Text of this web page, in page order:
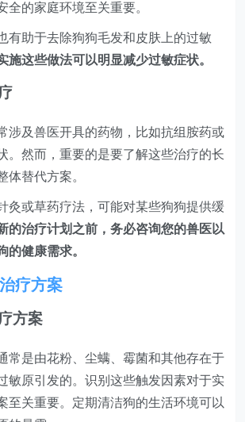
全的家庭环境至关重要。
有助于去除狗狗毛发和皮肤上的过敏
施这些做法可以明显减少过敏症状。
涉及兽医开具的药物，比如抗组胺药或
。然而，重要的是要了解这些治疗的长
体替代方案。
灸或草药疗法，可能对某些狗狗提供缓
的治疗计划之前，务必咨询您的兽医以
的健康需求。
疗方案
方案
常是由花粉、尘螨、霉菌和其他存在于
敏原引发的。识别这些触发因素对于实
至关重要。定期清洁狗的生活环境可以